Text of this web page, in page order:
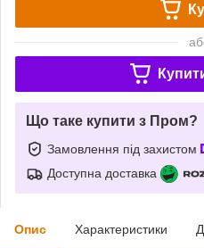
Що таке купити з Пром?
Замовлення під захистом
Доступна доставка
Опис Характеристики